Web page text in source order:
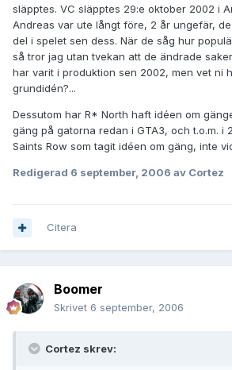
släpptes. VC släpptes 29:e oktober 2002 i
Andreas var ute långt före, 2 år ungefär,
del i spelet sen dess. När de såg hur
så tror jag utan tvekan att de ändrade
har varit i produktion sen 2002, men vet ni
grundidén?...
Dessutom har R* North haft idéen om
gäng på gatorna redan i GTA3, och t.o.m. i
Saints Row som tagit idéen om gäng, inte
Redigerad 6 september, 2006 av Cortez
Citera
Boomer
Skrivet 6 september, 2006
Cortez skrev: